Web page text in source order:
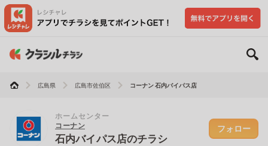
広島県 広島市佐伯区 コーナン 石内バイパス店
ホームセンター
コーナン
石内バイパス店のチラシ
フォロー